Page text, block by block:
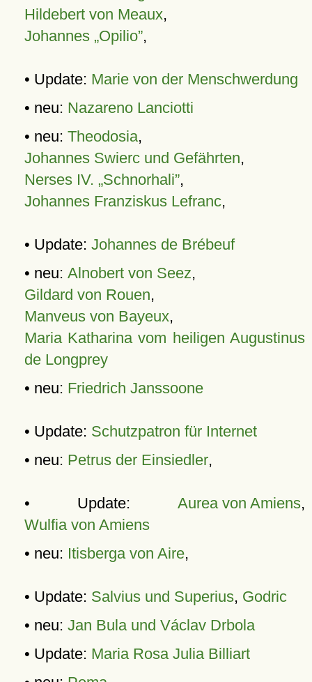
Hildebert von Meaux,
Johannes „Opilio”,
• Update: Marie von der Menschwerdung
• neu: Nazareno Lanciotti
• neu: Theodosia,
Johannes Swierc und Gefährten,
Nerses IV. „Schnorhali”,
Johannes Franziskus Lefranc,
• Update: Johannes de Brébeuf
• neu: Alnobert von Seez,
Gildard von Rouen,
Manveus von Bayeux,
Maria Katharina vom heiligen Augustinus
de Longprey
• neu: Friedrich Janssoone
• Update: Schutzpatron für Internet
• neu: Petrus der Einsiedler,
• Update: Aurea von Amiens,
Wulfia von Amiens
• neu: Itisberga von Aire,
• Update: Salvius und Superius, Godric
• neu: Jan Bula und Václav Drbola
• Update: Maria Rosa Julia Billiart